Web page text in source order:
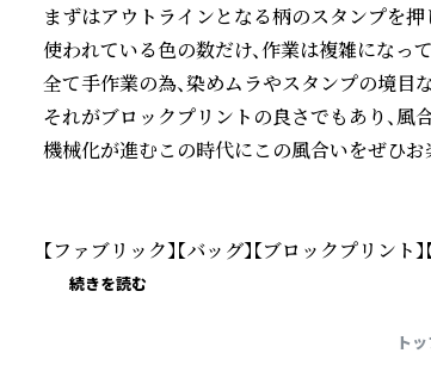
まずはアウトラインとなる柄のスタンプを押
使われている色の数だけ、作業は複雑になって
全て手作業の為、染めムラやスタンプの境目
それがブロックプリントの良さでもあり、風
機械化が進むこの時代にこの風合いをぜひお
【ファブリック】【バッグ】【ブロックプリント】
続きを読む
ト